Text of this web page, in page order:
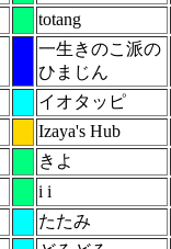
totang
一生きのこ派の
ひまじん
イオタッピ
Izaya's Hub
きよ
i i
たたみ